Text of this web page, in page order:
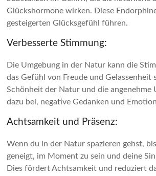
Glückshormone wirken. Diese
gesteigerten Glücksgefühl führen.
Verbesserte Stimmung:
Die Umgebung in der Natur kann die
das Gefühl von Freude und Gelassenheit
Schönheit der Natur und die angenehme
dazu bei, negative Gedanken und
Achtsamkeit und Präsenz:
Wenn du in der Natur spazieren gehst,
geneigt, im Moment zu sein und deine
Dies fördert Achtsamkeit und reduziert